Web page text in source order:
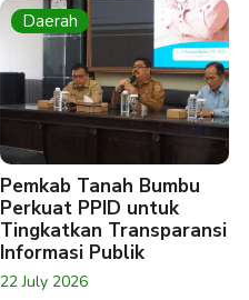
Daerah
Pemkab Tanah Bumbu
Perkuat PPID untuk
Tingkatkan Transparansi
Informasi Publik
22 July 2026